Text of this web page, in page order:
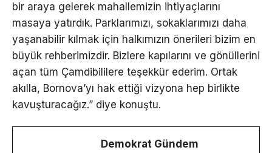
bir araya gelerek mahallemizin ihtiyaçlarını
masaya yatırdık. Parklarımızı, sokaklarımızı daha
yaşanabilir kılmak için halkımızın önerileri bizim en
büyük rehberimizdir. Bizlere kapılarını ve gönüllerini
açan tüm Çamdibililere teşekkür ederim. Ortak
akılla, Bornova’yı hak ettiği vizyona hep birlikte
kavuşturacağız.” diye konuştu.
Demokrat Gündem